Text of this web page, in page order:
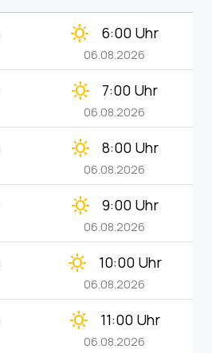
clear_day 6:00 Uhr
06.08.2026
clear_day 7:00 Uhr
06.08.2026
clear_day 8:00 Uhr
06.08.2026
clear_day 9:00 Uhr
06.08.2026
clear_day 10:00 Uhr
06.08.2026
clear_day 11:00 Uhr
06.08.2026